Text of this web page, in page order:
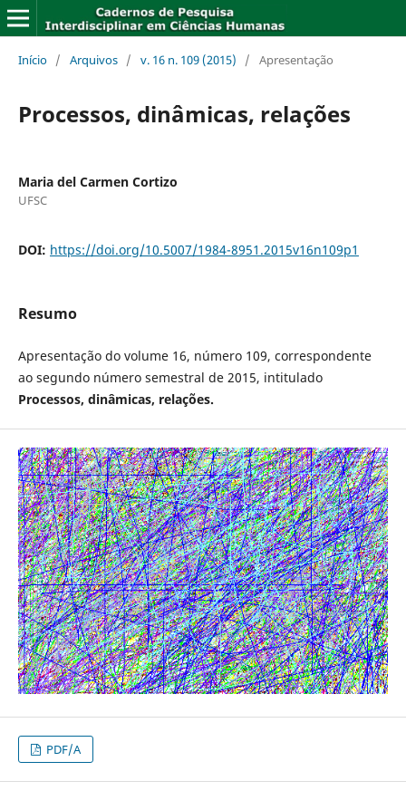
Início / Arquivos / v. 16 n. 109 (2015) / Apresentação
Processos, dinâmicas, relações
Maria del Carmen Cortizo
UFSC
DOI: https://doi.org/10.5007/1984-8951.2015v16n109p1
Resumo
Apresentação do volume 16, número 109, correspondente
ao segundo número semestral de 2015, intitulado
Processos, dinâmicas, relações.
PDF/A